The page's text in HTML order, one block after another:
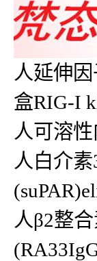
人延伸
盒RIG-I
人可溶
人白介
人β2整